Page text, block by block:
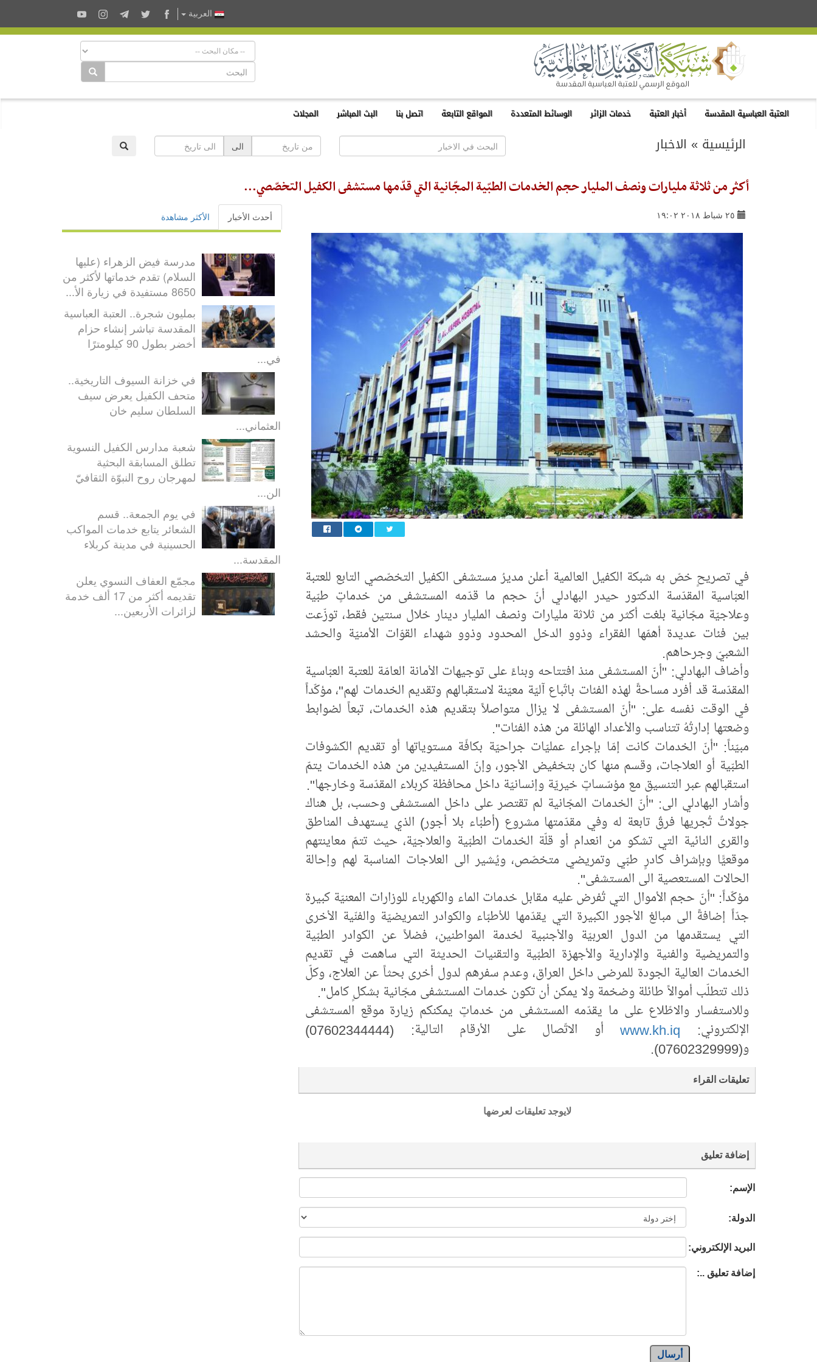
العربية
العتبة العباسية المقدسة أخبار العتبة خدمات الزائر الوسائط المتعددة المواقع التابعة اتصل بنا البث المباشر المجلات
الرئيسية » الاخبار الى
أكثر من ثلاثة مليارات ونصف المليار حجم الخدمات الطبّية المجّانية التي قدّمها مستشفى الكفيل التخصّصي...
٢٥ شباط ٢٠١٨ ١٩:٠٢
في تصريحٍ خصّ به شبكة الكفيل العالمية أعلن مديرُ مستشفى الكفيل التخصّصي التابع للعتبة
العبّاسية المقدّسة الدكتور حيدر البهادلي أنّ حجم ما قدّمه المستشفى من خدماتٍ طبّية
وعلاجيّة مجّانية بلغت أكثر من ثلاثة مليارات ونصف المليار دينار خلال سنتين فقط، توزّعت
بين فئات عديدة أهمّها الفقراء وذوو الدخل المحدود وذوو شهداء القوّات الأمنيّة والحشد
الشعبيّ وجرحاهم.
وأضاف البهادلي: "أنّ المستشفى منذ افتتاحه وبناءً على توجيهات الأمانة العامّة للعتبة العبّاسية
المقدّسة قد أفرد مساحةً لهذه الفئات باتّباع آليّة معيّنة لاستقبالهم وتقديم الخدمات لهم"، مؤكّداً
في الوقت نفسه على: "أنّ المستشفى لا يزال متواصلاً بتقديم هذه الخدمات، تبعاً لضوابط
وضعتها إدارتُهُ تتناسب والأعداد الهائلة من هذه الفئات".
مبيّناً: "أنّ الخدمات كانت إمّا بإجراء عمليّات جراحيّة بكافّة مستوياتها أو تقديم الكشوفات
الطبّية أو العلاجات، وقسم منها كان بتخفيض الأجور، وإنّ المستفيدين من هذه الخدمات يتمّ
استقبالهم عبر التنسيق مع مؤسّساتٍ خيريّة وإنسانيّة داخل محافظة كربلاء المقدّسة وخارجها".
وأشار البهادلي الى: "أنّ الخدمات المجّانية لم تقتصر على داخل المستشفى وحسب، بل هناك
جولاتٌ تُجريها فرقٌ تابعة له وفي مقدّمتها مشروع (أطبّاء بلا أجور) الذي يستهدف المناطق
والقرى النائية التي تشكو من انعدام أو قلّة الخدمات الطبّية والعلاجيّة، حيث تتمّ معاينتهم
موقعيًّا وبإشراف كادرٍ طبّي وتمريضي متخصّص، ويُشير الى العلاجات المناسبة لهم وإحالة
الحالات المستعصية الى المستشفى".
مؤكّداً: "أنّ حجم الأموال التي تُفرض عليه مقابل خدمات الماء والكهرباء للوزارات المعنيّة كبيرة
جدّاً إضافةً الى مبالغ الأجور الكبيرة التي يقدّمها للأطبّاء والكوادر التمريضيّة والفنّية الأخرى
التي يستقدمها من الدول العربيّة والأجنبية لخدمة المواطنين، فضلاً عن الكوادر الطبّية
والتمريضية والفنية والإدارية والأجهزة الطبّية والتقنيات الحديثة التي ساهمت في تقديم
الخدمات العالية الجودة للمرضى داخل العراق، وعدم سفرهم لدول أخرى بحثاً عن العلاج، وكلّ
ذلك تتطلّب أموالاً طائلة وضخمة ولا يمكن أن تكون خدمات المستشفى مجّانية بشكلٍ كامل".
وللاستفسار والاطّلاع على ما يقدّمه المستشفى من خدماتٍ يمكنكم زيارة موقع المستشفى
الإلكتروني: www.kh.iq
أو الاتّصال على الأرقام التالية: (07602344444)
و(07602329999).
تعليقات القراء
لايوجد تعليقات لعرضها
إضافة تعليق
الإسم:
الدولة:
البريد الإلكتروني:
إضافة تعليق ..:
أرسال
أحدث الأخبار الأكثر مشاهدة
مدرسة فيض الزهراء (عليها
السلام) تقدم خدماتها لأكثر من
8650 مستفيدة في زيارة الأ...
بمليون شجرة.. العتبة العباسية
المقدسة تباشر إنشاء حزام
أخضر بطول 90 كيلومترًا
في...
في خزانة السيوف التاريخية..
متحف الكفيل يعرض سيف
السلطان سليم خان
العثماني...
شعبة مدارس الكفيل النسوية
تطلق المسابقة البحثية
لمهرجان روح النبوّة الثقافيّ
الن...
في يوم الجمعة.. قسم
الشعائر يتابع خدمات المواكب
الحسينية في مدينة كربلاء
المقدسة...
مجمّع العفاف النسوي يعلن
تقديمه أكثر من 17 ألف خدمة
لزائرات الأربعين...